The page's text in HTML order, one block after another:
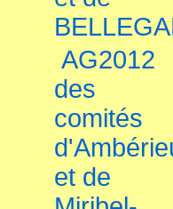
AG2012
des
comités
et de